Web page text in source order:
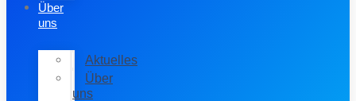
Über
uns
Aktuelles
Über
uns